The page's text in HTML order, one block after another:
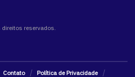
reservados.
Contato
Política de Privacidade